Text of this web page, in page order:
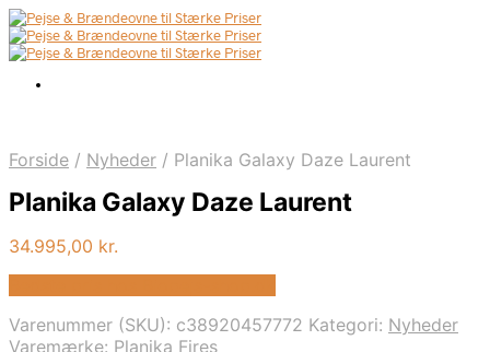
Forside / Nyheder / Planika Galaxy Daze Laurent
Planika Galaxy Daze Laurent
34.995,00 kr.
Varenummer (SKU): c38920457772 Kategori: Nyheder
Varemærke: Planika Fires